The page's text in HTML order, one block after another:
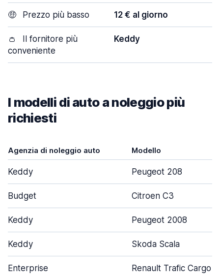
🤑 Prezzo più basso 12 € al giorno
👛
Il fornitore più
conveniente
Keddy
I modelli di auto a noleggio più
richiesti
Agenzia di noleggio auto Modello
Keddy Peugeot 208
Budget Citroen C3
Keddy Peugeot 2008
Keddy Skoda Scala
Enterprise Renault Trafic Cargo